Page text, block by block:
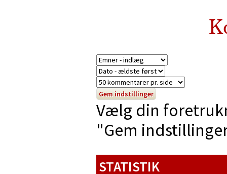
Vælg din
"Gem
STATISTIK